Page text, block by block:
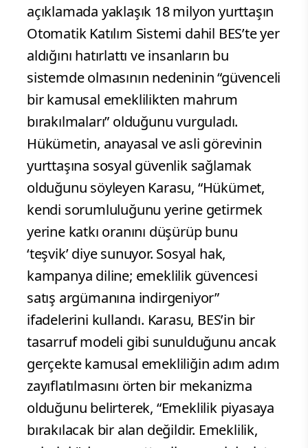
açıklamada yaklaşık 18 milyon yurttaşın
Otomatik Katılım Sistemi dahil BES’te yer
aldığını hatırlattı ve insanların bu
sistemde olmasının nedeninin “güvenceli
bir kamusal emeklilikten mahrum
bırakılmaları” olduğunu vurguladı.
Hükümetin, anayasal ve asli görevinin
yurttaşına sosyal güvenlik sağlamak
olduğunu söyleyen Karasu, “Hükümet,
kendi sorumluluğunu yerine getirmek
yerine katkı oranını düşürüp bunu
‘teşvik’ diye sunuyor. Sosyal hak,
kampanya diline; emeklilik güvencesi
satış argümanına indirgeniyor”
ifadelerini kullandı. Karasu, BES’in bir
tasarruf modeli gibi sunulduğunu ancak
gerçekte kamusal emekliliğin adım adım
zayıflatılmasını örten bir mekanizma
olduğunu belirterek, “Emeklilik piyasaya
bırakılacak bir alan değildir. Emeklilik,